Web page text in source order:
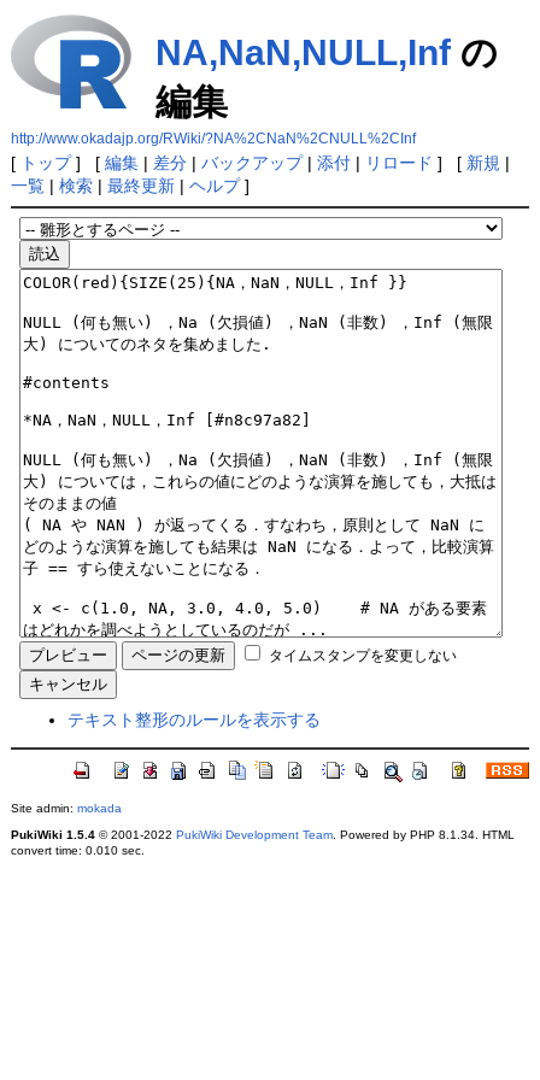
NA,NaN,NULL,Infの
編集
http://www.okadajp.org/RWiki/?NA%2CNaN%2CNULL%2CInf
[ トップ] [ 編集| 差分| バックアップ| 添付| リロード ] [ 新規 |
一覧| 検索| 最終更新| ヘルプ]
タイムスタンプを変更しない
テキスト整形のルールを表示する
Site admin: mokada
PukiWiki 1.5.4© 2001-2022 PukiWiki Development Team. Powered by PHP 8.1.34. HTML
convert time: 0.010 sec.